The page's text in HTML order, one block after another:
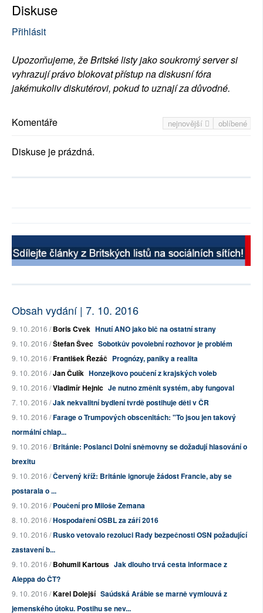
Diskuse
Přihlásit
Upozorňujeme, že Britské listy jako soukromý server si
vyhrazují právo blokovat přístup na diskusní fóra
jakémukoliv diskutérovi, pokud to uznají za důvodné.
nejnovější oblíbené
Komentáře
Diskuse je prázdná.
Obsah vydání | 7. 10. 2016
9. 10. 2016 /Boris Cvek Hnutí ANO jako bič na ostatní strany
9. 10. 2016 /Štefan Švec Sobotkův povolební rozhovor je problém
9. 10. 2016 /František Řezáč Prognózy, paniky a realita
9. 10. 2016 /Jan Čulík Honzejkovo poučení z krajských voleb
9. 10. 2016 /Vladimír Hejnic Je nutno změnit systém, aby fungoval
7. 10. 2016 /Jak nekvalitní bydlení tvrdě postihuje děti v ČR
9. 10. 2016 /Farage o Trumpových obscenitách: "To jsou jen takový
normální chlap...
9. 10. 2016 /Británie: Poslanci Dolní sněmovny se dožadují hlasování o
brexitu
9. 10. 2016 /Červený kříž: Británie ignoruje žádost Francie, aby se
postarala o ...
9. 10. 2016 /Poučení pro Miloše Zemana
8. 10. 2016 /Hospodaření OSBL za září 2016
9. 10. 2016 /Rusko vetovalo rezoluci Rady bezpečnosti OSN požadující
zastavení b...
9. 10. 2016 /Bohumil Kartous Jak dlouho trvá cesta informace z
Aleppa do ČT?
9. 10. 2016 /Karel Dolejší Saúdská Arábie se marně vymlouvá z
jemenského útoku. Postihu se nev...